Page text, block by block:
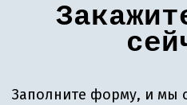
Заполните форму, и мы